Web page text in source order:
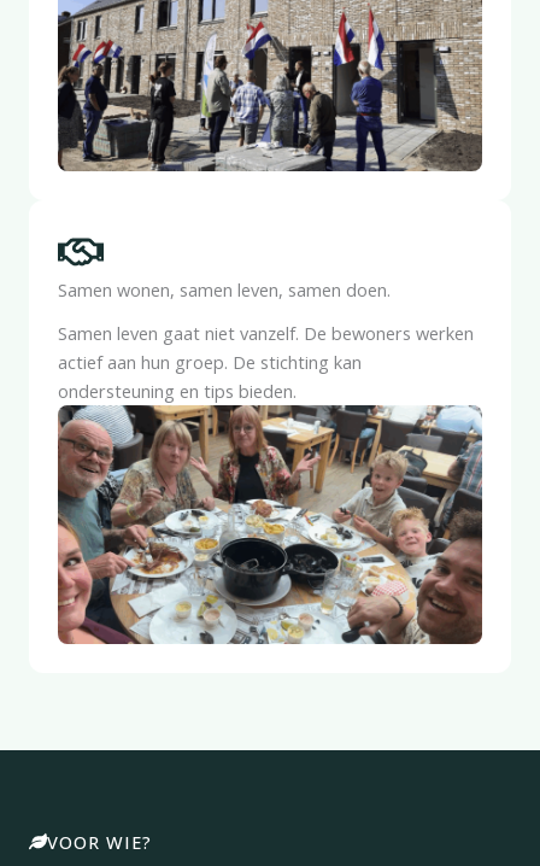
Samen wonen, samen leven, samen doen.
Samen leven gaat niet vanzelf. De bewoners werken
actief aan hun groep. De stichting kan
ondersteuning en tips bieden.
VOOR WIE?